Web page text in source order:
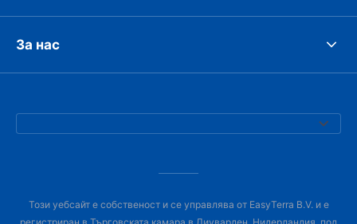
За нас
Този уебсайт е собственост и се управлява от EasyTerra B.V. и е